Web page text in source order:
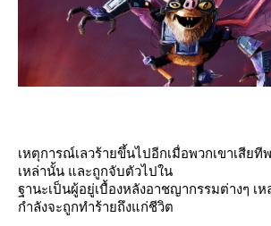
เหตุการณ์เลวร้ายขึ้นไปอีกเมื่อพวกเขาเสีย
เหล่านั้น และถูกจับตัวไปใน
ฐานะเป็นผู้อยู่เบื้องหลังอาชญากรรมต่างๆ เห
กำลังจะถูกทำร้ายถึงแก่ชีวิต